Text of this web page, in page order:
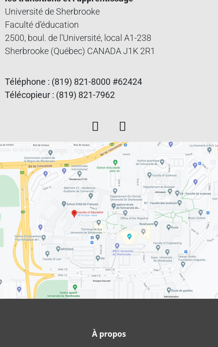
Université de Sherbrooke
Faculté d’éducation
2500, boul. de l’Université, local A1-238
Sherbrooke (Québec) CANADA J1K 2R1
Téléphone : (819) 821-8000 #62424
Télécopieur : (819) 821-7962
À propos